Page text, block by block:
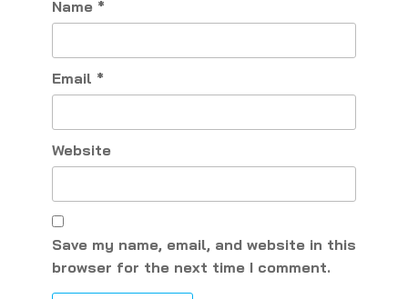
Name *
Email *
Website
Save my name, email, and website in this
browser for the next time I comment.